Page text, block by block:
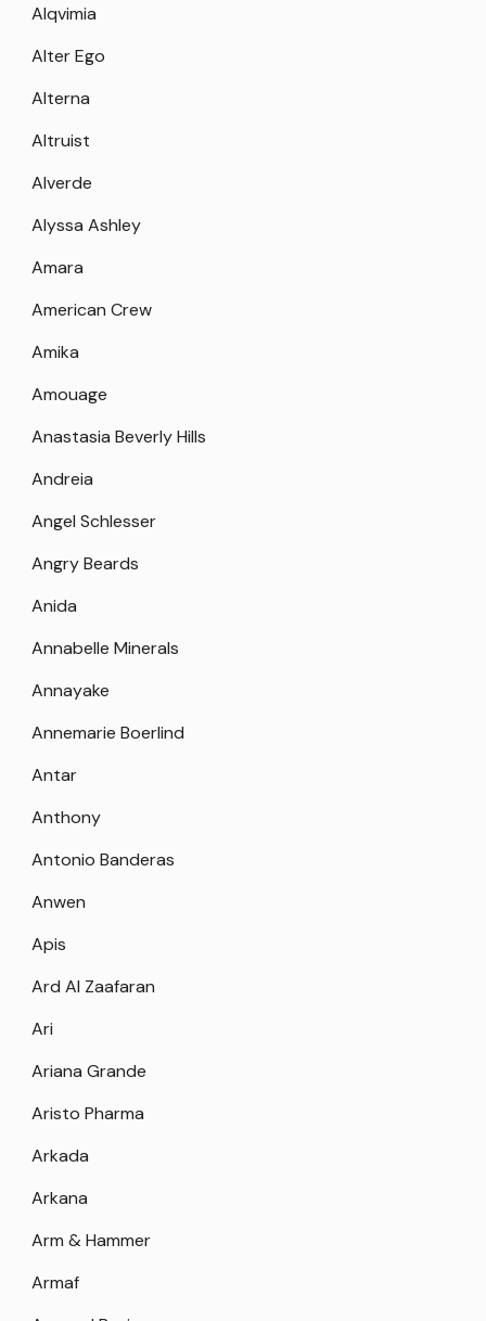
Alqvimia
Alter Ego
Alterna
Altruist
Alverde
Alyssa Ashley
Amara
American Crew
Amika
Amouage
Anastasia Beverly Hills
Andreia
Angel Schlesser
Angry Beards
Anida
Annabelle Minerals
Annayake
Annemarie Boerlind
Antar
Anthony
Antonio Banderas
Anwen
Apis
Ard Al Zaafaran
Ari
Ariana Grande
Aristo Pharma
Arkada
Arkana
Arm & Hammer
Armaf